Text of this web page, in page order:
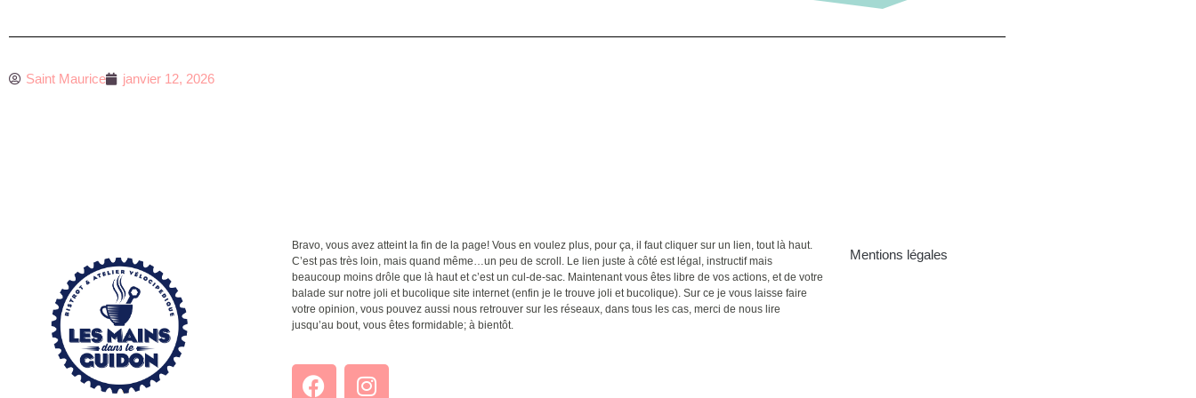
Saint Maurice janvier 12, 2026
Bravo, vous avez atteint la fin de la page! Vous en voulez plus, pour ça, il faut cliquer sur un lien, tout là haut.
C’est pas très loin, mais quand même…un peu de scroll. Le lien juste à côté est légal, instructif mais
beaucoup moins drôle que là haut et c’est un cul-de-sac. Maintenant vous êtes libre de vos actions, et de votre
balade sur notre joli et bucolique site internet (enfin je le trouve joli et bucolique). Sur ce je vous laisse faire
votre opinion, vous pouvez aussi nous retrouver sur les réseaux, dans tous les cas, merci de nous lire
jusqu’au bout, vous êtes formidable; à bientôt.
Mentions légales